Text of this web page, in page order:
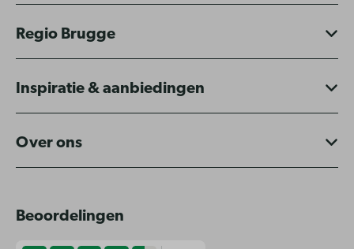
Regio Brugge
Inspiratie & aanbiedingen
Over ons
Beoordelingen